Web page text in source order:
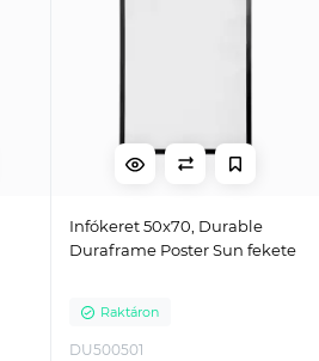
Infókeret 50x70, Durable
Duraframe Poster Sun fekete
Raktáron
DU500501